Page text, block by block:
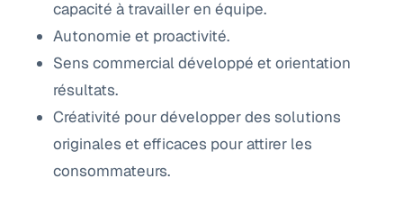
capacité à travailler en équipe.
Autonomie et proactivité.
Sens commercial développé et orientation
résultats.
Créativité pour développer des solutions
originales et efficaces pour attirer les
consommateurs.